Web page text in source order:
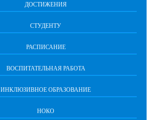
ДОСТИЖЕНИЯ
СТУДЕНТУ
РАСПИСАНИЕ
ВОСПИТАТЕЛЬНАЯ РАБОТА
ИНКЛЮЗИВНОЕ ОБРАЗОВАНИЕ
НОКО